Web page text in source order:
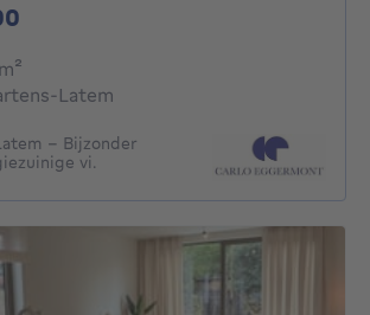
m²
Latem
– Bijzonder
vi.